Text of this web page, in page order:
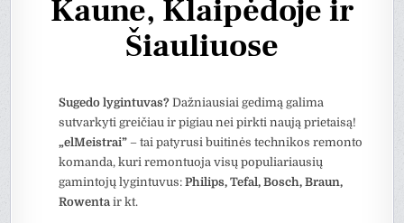
Kaune, Klaipėdoje ir
Šiauliuose
Sugedo lygintuvas? Dažniausiai gedimą galima
sutvarkyti greičiau ir pigiau nei pirkti naują prietaisą!
„elMeistrai” – tai patyrusi buitinės technikos remonto
komanda, kuri remontuoja visų populiariausių
gamintojų lygintuvus:Philips, Tefal, Bosch, Braun,
Rowentair kt.